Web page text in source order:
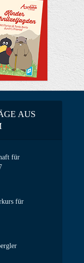
AUS
für
für